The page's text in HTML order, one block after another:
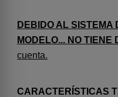
DEBIDO AL SISTEMA
MODELO... NO TIENE
cuenta.
CARACTERÍSTICAS